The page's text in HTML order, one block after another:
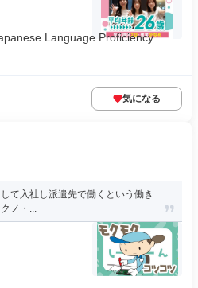
Language Proficiency ...
気になる
て入社し派遣先で働くという働き
ノ・...